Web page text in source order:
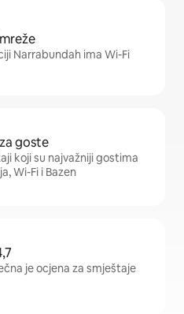
Narrabundah ima Wi-Fi
goste
koji su najvažniji gostima
Wi-Fi i Bazen
je ocjena za smještaje